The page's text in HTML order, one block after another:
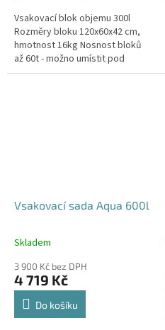
hvězdiček.
Vsakovací blok objemu 300l
Rozměry bloku 120x60x42 cm,
hmotnost 16kg Nosnost bloků
až 60t - možno umístit pod
parkovací stání, komunikace,
Vsakovací sada Aqua 600l
Průměrné
produktu
je
5,0
Skladem
3 900 Kč bez DPH
4 719 Kč
Do košíku